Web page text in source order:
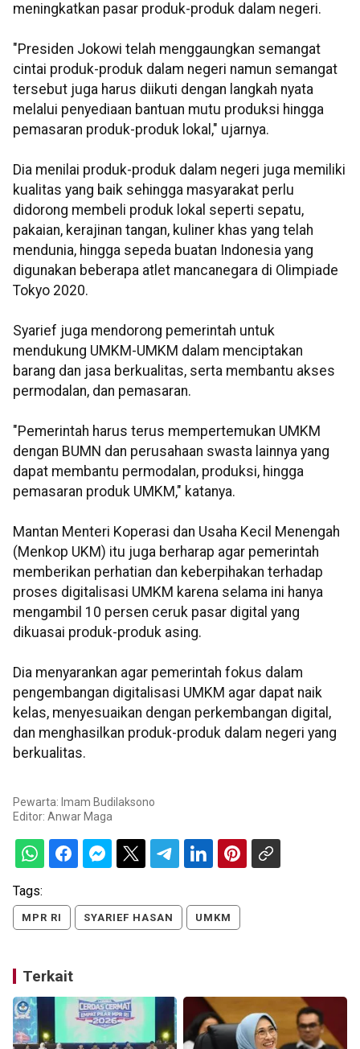
meningkatkan pasar produk-produk dalam negeri.
"Presiden Jokowi telah menggaungkan semangat
cintai produk-produk dalam negeri namun semangat
tersebut juga harus diikuti dengan langkah nyata
melalui penyediaan bantuan mutu produksi hingga
pemasaran produk-produk lokal," ujarnya.
Dia menilai produk-produk dalam negeri juga memiliki
kualitas yang baik sehingga masyarakat perlu
didorong membeli produk lokal seperti sepatu,
pakaian, kerajinan tangan, kuliner khas yang telah
mendunia, hingga sepeda buatan Indonesia yang
digunakan beberapa atlet mancanegara di Olimpiade
Tokyo 2020.
Syarief juga mendorong pemerintah untuk
mendukung UMKM-UMKM dalam menciptakan
barang dan jasa berkualitas, serta membantu akses
permodalan, dan pemasaran.
"Pemerintah harus terus mempertemukan UMKM
dengan BUMN dan perusahaan swasta lainnya yang
dapat membantu permodalan, produksi, hingga
pemasaran produk UMKM," katanya.
Mantan Menteri Koperasi dan Usaha Kecil Menengah
(Menkop UKM) itu juga berharap agar pemerintah
memberikan perhatian dan keberpihakan terhadap
proses digitalisasi UMKM karena selama ini hanya
mengambil 10 persen ceruk pasar digital yang
dikuasai produk-produk asing.
Dia menyarankan agar pemerintah fokus dalam
pengembangan digitalisasi UMKM agar dapat naik
kelas, menyesuaikan dengan perkembangan digital,
dan menghasilkan produk-produk dalam negeri yang
berkualitas.
Pewarta: Imam Budilaksono
Editor: Anwar Maga
Tags:
MPR RI SYARIEF HASAN UMKM
Terkait